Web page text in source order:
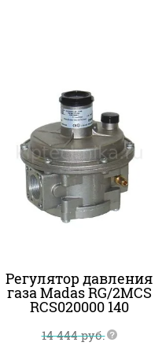
Регулятор давления
газа Madas RG/2MCS
RCS020000 140
14 444руб.